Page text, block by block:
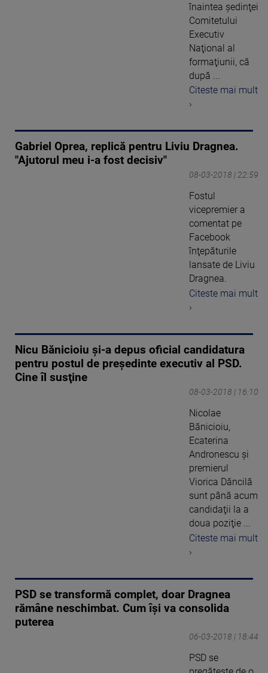
înaintea şedinţei
Comitetului
Executiv
Naţional al
formaţiunii, că
după ...
Citeste mai mult
›
Gabriel Oprea, replică pentru Liviu Dragnea.
"Ajutorul meu i-a fost decisiv"
08-03-2018 | 22:59
Fostul
vicepremier a
comentat pe
Facebook
înţepăturile
lansate de Liviu
Dragnea.
Citeste mai mult
›
Nicu Bănicioiu şi-a depus oficial candidatura
pentru postul de preşedinte executiv al PSD.
Cine îl susţine
08-03-2018 | 16:10
Nicolae
Bănicioiu,
Ecaterina
Andronescu şi
premierul
Viorica Dăncilă
sunt până acum
candidaţii la a
doua poziţie ...
Citeste mai mult
›
PSD se transformă complet, doar Dragnea
rămâne neschimbat. Cum îşi va consolida
puterea
06-03-2018 | 18:44
PSD se